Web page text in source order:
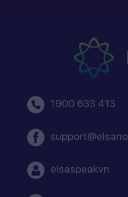
1900 633 413
elsaspeakvn